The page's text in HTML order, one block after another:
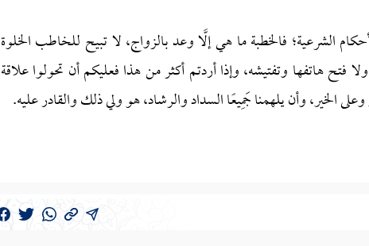
الشرعية؛ فالخطبة ما هي إلَّا وعد بالزواج، لا تبيح للخاطب الخلوة
فتح هاتفها وتفتيشه، وإذا أردتم أكثر من هذا فعليكم أن تحولوا علاقة
الخير، وأن يلهمنا جَمِيعًا السداد والرشاد، هو ولي ذلك والقادر عليه.